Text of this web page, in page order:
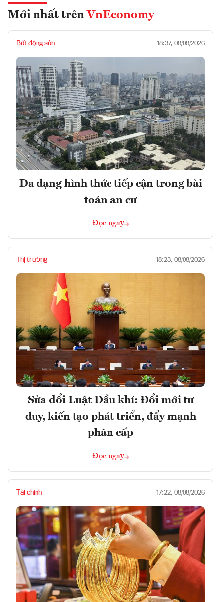
Mới nhất trên VnEconomy
Bất động sản 18:37, 08/08/2026
Đa dạng hình thức tiếp cận trong bài
toán an cư
Đọc ngay
Thị trường 18:23, 08/08/2026
Sửa đổi Luật Dầu khí: Đổi mới tư
duy, kiến tạo phát triển, đẩy mạnh
phân cấp
Đọc ngay
Tài chính 17:22, 08/08/2026